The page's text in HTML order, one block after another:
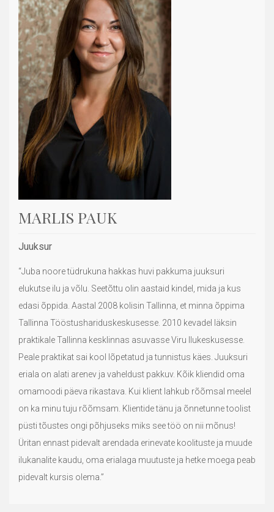
MARLIS PAUK
Juuksur
“Juba noore tüdrukuna hakkas huvi pakkuma juuksuri
elukutse ilu ja võlu. Seetõttu olin aastaid kindel, mida ja kus
edasi õppida. Aastal 2008 kolisin Tallinna, et minna õppima
Tallinna Tööstushariduskeskusesse. 2010 kevadel läksin
praktikale Tallinna kesklinnas asuvasse Viru Ilukeskusesse.
Peale praktikat sai kool lõpetatud ja tunnistus käes. Juuksuri
eriala on alati arenev ja vaheldust pakkuv. Kõik kliendid oma
omamoodi päeva rikastava. Kui klient lahkub rõõmsal meelel
on ka minu tuju rõõmsam. Klientide tänu ja õnnetunne toolist
püsti tõustes ongi põhjuseks miks see töö on nii mõnus!
Üritan ennast pidevalt arendada erinevate koolituste ja muude
ilukanalite kaudu, oma erialaga muutuste ja hetke moega peab
pidevalt kursis olema.”